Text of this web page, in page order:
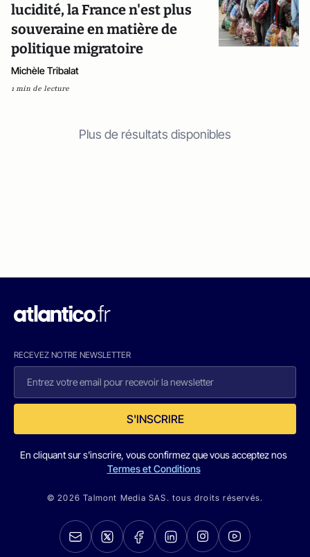
lucidité, la France n'est plus
souveraine en matière de
politique migratoire
Michèle Tribalat
1 min de lecture
Plus de résultats disponibles
RECEVEZ NOTRE NEWSLETTER
S'INSCRIRE
En cliquant sur s'inscrire, vous confirmez que vous acceptez nos
Termes et Conditions
© 2026 Talmont Media SAS. tous droits réservés.